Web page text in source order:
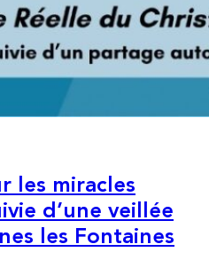
les miracles
d’une veillée
les Fontaines